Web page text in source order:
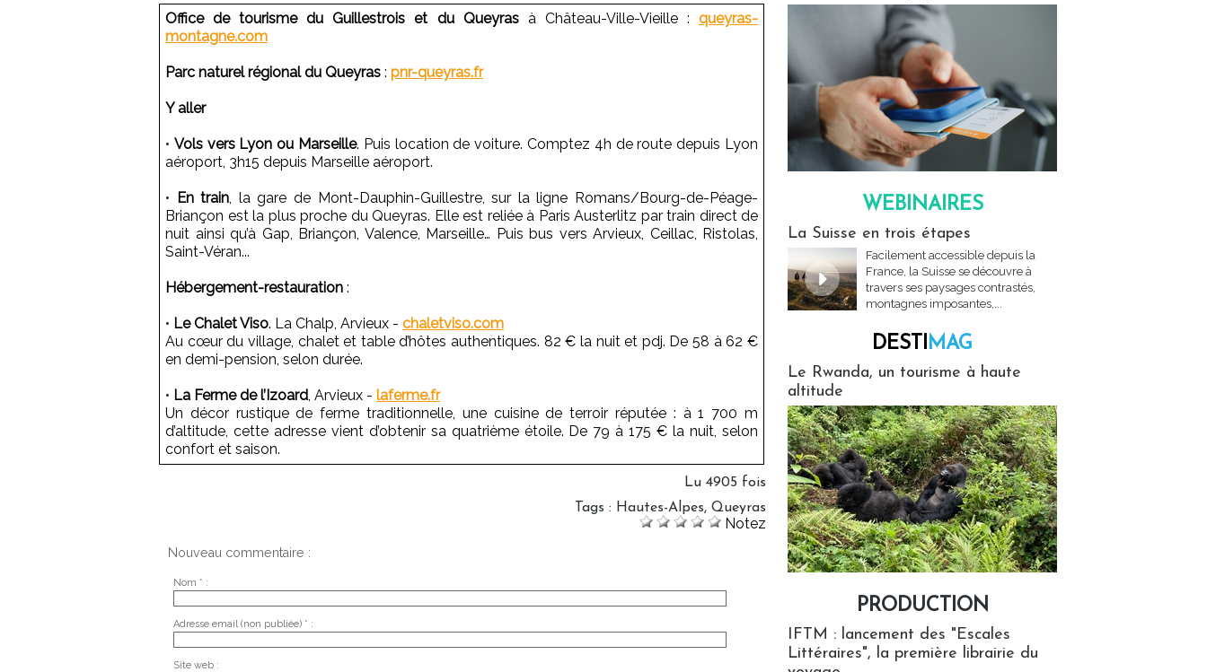
Office de tourisme du Guillestrois et du Queyrasà Château-Ville-Vieille :queyras-
montagne.com
Parc naturel régional du Queyras : pnr-queyras.fr
Y aller
• Vols vers Lyon ou Marseille. Puis location de voiture. Comptez 4h de route depuis Lyon
aéroport, 3h15 depuis Marseille aéroport.
• En train, la gare de Mont-Dauphin-Guillestre, sur la ligne Romans/Bourg-de-Péage-
Briançon est la plus proche du Queyras. Elle est reliée à Paris Austerlitz par train direct de
nuit ainsi qu’à Gap, Briançon, Valence, Marseille… Puis bus vers Arvieux, Ceillac, Ristolas,
Saint-Véran...
Hébergement-restauration :
• Le Chalet Viso. La Chalp, Arvieux - chaletviso.com
Au cœur du village, chalet et table d’hôtes authentiques. 82 € la nuit et pdj. De 58 à 62 €
en demi-pension, selon durée.
• La Ferme de l’Izoard, Arvieux - laferme.fr
Un décor rustique de ferme traditionnelle, une cuisine de terroir réputée : à 1 700 m
d’altitude, cette adresse vient d’obtenir sa quatrième étoile. De 79 à 175 € la nuit, selon
confort et saison.
Lu 4905 fois
Tags : Hautes-Alpes, Queyras
Notez
Nouveau commentaire :
Nom * :
Adresse email (non publiée) * :
Site web :
WEBINAIRES
La Suisse en trois étapes
Facilement accessible depuis la
France, la Suisse se découvre à
travers ses paysages contrastés,
montagnes imposantes,...
DESTIMAG
Le Rwanda, un tourisme à haute
altitude
PRODUCTION
IFTM : lancement des "Escales
Littéraires", la première librairie du